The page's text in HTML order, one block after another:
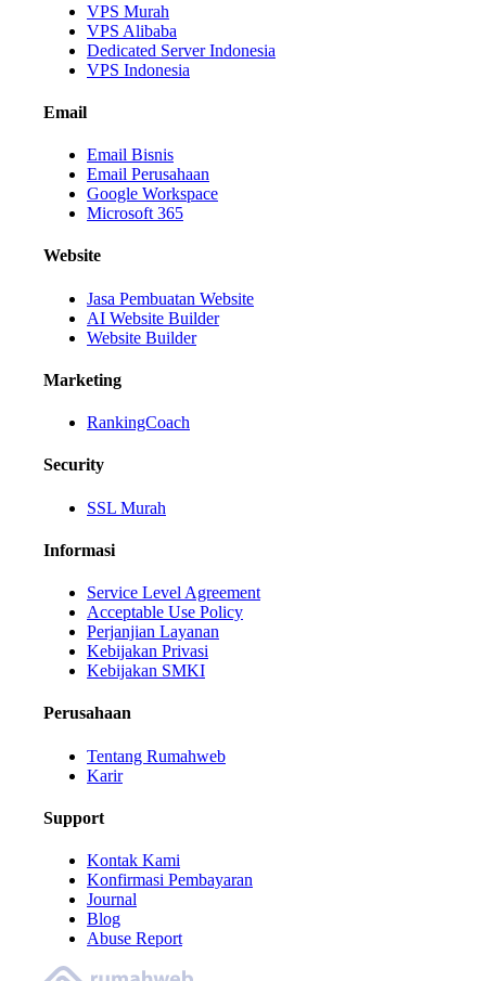
VPS Murah
VPS Alibaba
Dedicated Server Indonesia
VPS Indonesia
Email
Email Bisnis
Email Perusahaan
Google Workspace
Microsoft 365
Website
Jasa Pembuatan Website
AI Website Builder
Website Builder
Marketing
RankingCoach
Security
SSL Murah
Informasi
Service Level Agreement
Acceptable Use Policy
Perjanjian Layanan
Kebijakan Privasi
Kebijakan SMKI
Perusahaan
Tentang Rumahweb
Karir
Support
Kontak Kami
Konfirmasi Pembayaran
Journal
Blog
Abuse Report